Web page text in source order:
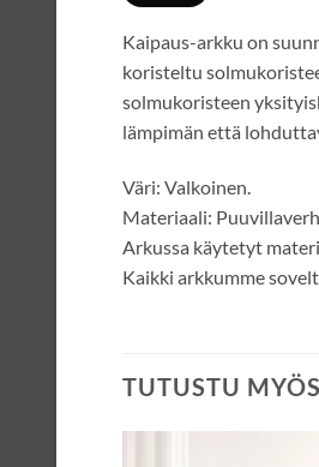
Kaipaus-arkku on
koristeltu
solmukoristeen
lämpimän että
Väri: Valkoinen.
Materiaali:
Arkussa käytetyt
Kaikki arkkumme
TUTUSTU MYÖS